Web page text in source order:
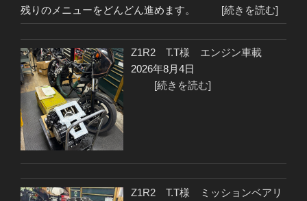
残りのメニューをどんどん進めます。 [続きを読む]
Z1R2 T.T様 エンジン車載
2026年8月4日
[続きを読む]
Z1R2 T.T様 ミッションベアリ